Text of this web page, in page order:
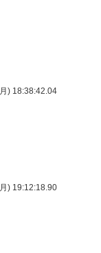
) 18:38:42.04
) 19:12:18.90